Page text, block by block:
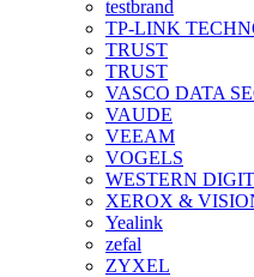
testbrand
TP-LINK
TRUST
TRUST
VASCO DATA
VAUDE
VEEAM
VOGELS
WESTERN
XEROX &
Yealink
zefal
ZYXEL